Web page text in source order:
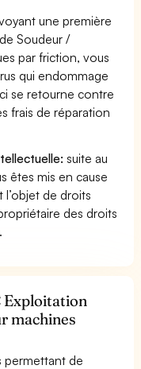
une première
Soudeur /
par friction, vous
qui endommage
se retourne contre
frais de réparation
suite au
êtes mis en cause
l’objet de droits
des droits
Exploitation
machines
permettant de